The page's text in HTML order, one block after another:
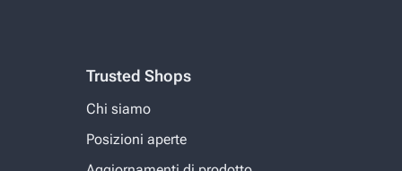
Trusted Shops
Chi siamo
Posizioni aperte